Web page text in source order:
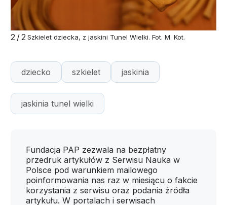
2/2Szkielet dziecka, z jaskini Tunel Wielki. Fot. M. Kot.
dziecko szkielet jaskinia
jaskinia tunel wielki
Fundacja PAP zezwala na bezpłatny
przedruk artykułów z Serwisu Nauka w
Polsce pod warunkiem mailowego
poinformowania nas raz w miesiącu o fakcie
korzystania z serwisu oraz podania źródła
artykułu. W portalach i serwisach